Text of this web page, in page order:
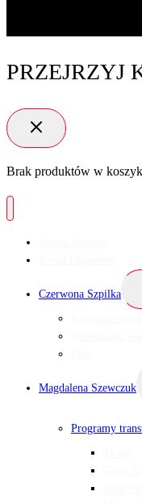
PRZEJRZYJ
Brak produktów w
Czerwona Szpilka
Magdalena Szewczuk
Programy